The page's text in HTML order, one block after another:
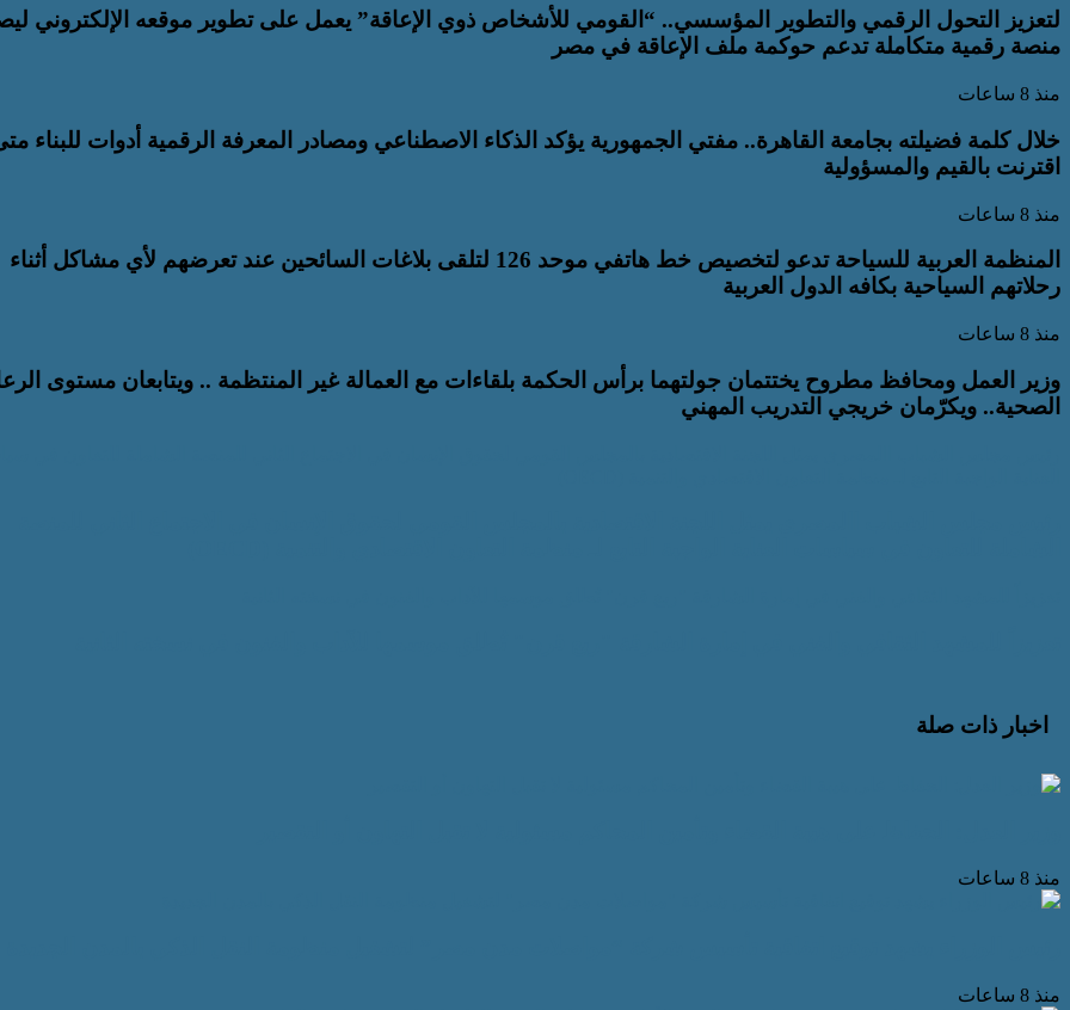
لتعزيز التحول الرقمي والتطوير المؤسسي.. “القومي للأشخاص ذوي الإعاقة” يعمل على تطوير موقعه الإلكتروني
منصة رقمية متكاملة تدعم حوكمة ملف الإعاقة في مصر
منذ 8 ساعات
خلال كلمة فضيلته بجامعة القاهرة.. مفتي الجمهورية يؤكد الذكاء الاصطناعي ومصادر المعرفة الرقمية أدوات للبناء
اقترنت بالقيم والمسؤولية
منذ 8 ساعات
المنظمة العربية للسياحة تدعو لتخصيص خط هاتفي موحد 126 لتلقى بلاغات السائحين عند تعرضهم لأي مشاكل أثناء
رحلاتهم السياحية بكافه الدول العربية
منذ 8 ساعات
وزير العمل ومحافظ مطروح يختتمان جولتهما برأس الحكمة بلقاءات مع العمالة غير المنتظمة .. ويتابعان مستوى
الصحية.. ويكرّمان خريجي التدريب المهني
اخبار ذات صلة
منذ 8 ساعات
منذ 8 ساعات